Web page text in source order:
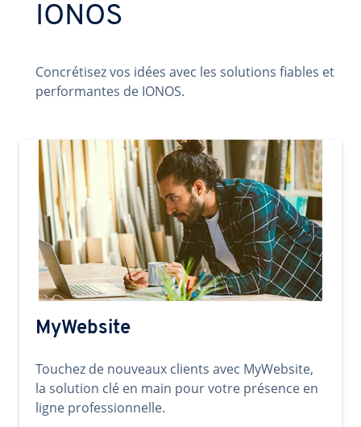
IONOS
Concrétisez vos idées avec les solutions fiables et
performantes de IONOS.
MyWebsite
Touchez de nouveaux clients avec MyWebsite,
la solution clé en main pour votre présence en
ligne professionnelle.